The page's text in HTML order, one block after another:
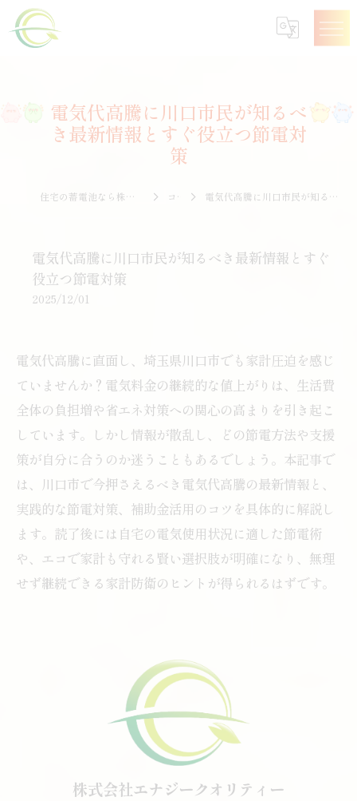
電気代高騰に川口市民が知るべ
き最新情報とすぐ役立つ節電対
策
住宅の蓄電池なら株式会社エナジークオリティー コラム 電気代高騰に川口市民が知るべき最新情報とすぐ役立つ節電対策
電気代高騰に川口市民が知るべき最新情報とすぐ
役立つ節電対策
2025/12/01
電気代高騰に直面し、埼玉県川口市でも家計圧迫を感じ
ていませんか？電気料金の継続的な値上がりは、生活費
全体の負担増や省エネ対策への関心の高まりを引き起こ
しています。しかし情報が散乱し、どの節電方法や支援
策が自分に合うのか迷うこともあるでしょう。本記事で
は、川口市で今押さえるべき電気代高騰の最新情報と、
実践的な節電対策、補助金活用のコツを具体的に解説し
ます。読了後には自宅の電気使用状況に適した節電術
や、エコで家計も守れる賢い選択肢が明確になり、無理
せず継続できる家計防衛のヒントが得られるはずです。
株式会社エナジークオリティー